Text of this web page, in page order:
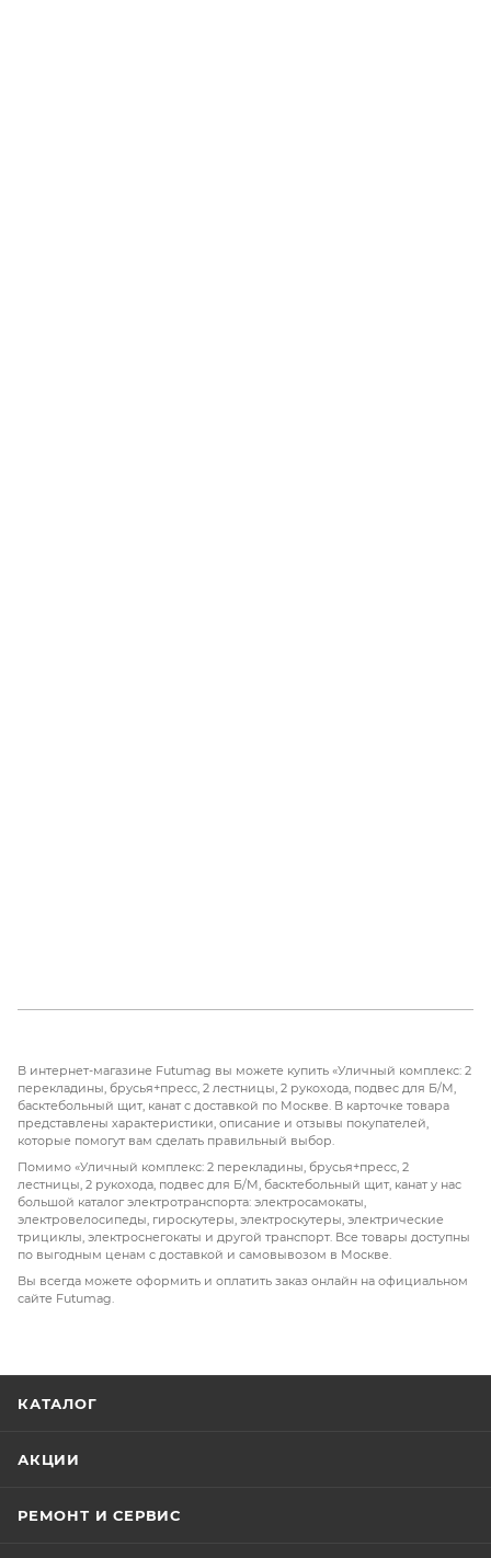
В интернет-магазине Futumag вы можете купить «Уличный комплекс: 2
перекладины, брусья+пресс, 2 лестницы, 2 рукохода, подвес для Б/М,
басктебольный щит, канат с доставкой по Москве. В карточке товара
представлены характеристики, описание и отзывы покупателей,
которые помогут вам сделать правильный выбор.
Помимо «Уличный комплекс: 2 перекладины, брусья+пресс, 2
лестницы, 2 рукохода, подвес для Б/М, басктебольный щит, канат у нас
большой каталог электротранспорта: электросамокаты,
электровелосипеды, гироскутеры, электроскутеры, электрические
трициклы, электроснегокаты и другой транспорт. Все товары доступны
по выгодным ценам с доставкой и самовывозом в Москве.
Вы всегда можете оформить и оплатить заказ онлайн на официальном
сайте Futumag.
КАТАЛОГ
АКЦИИ
РЕМОНТ И СЕРВИС